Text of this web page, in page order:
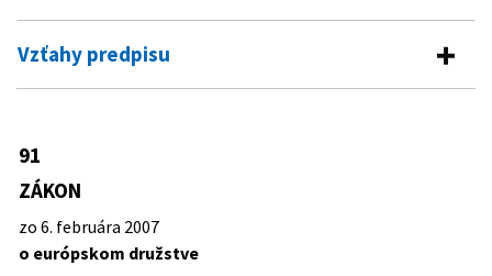
Číslo predpisu:
91/2007 Z. z.
Dátum schválenia:
Dátum vyhlásenia:
Dátum účinnosti od:
Dátum účinnosti do: 16.08.2026
Vzťahy predpisu
o obchodnom registri)
91
ZÁKON
zo 6. februára 2007
o európskom družstve